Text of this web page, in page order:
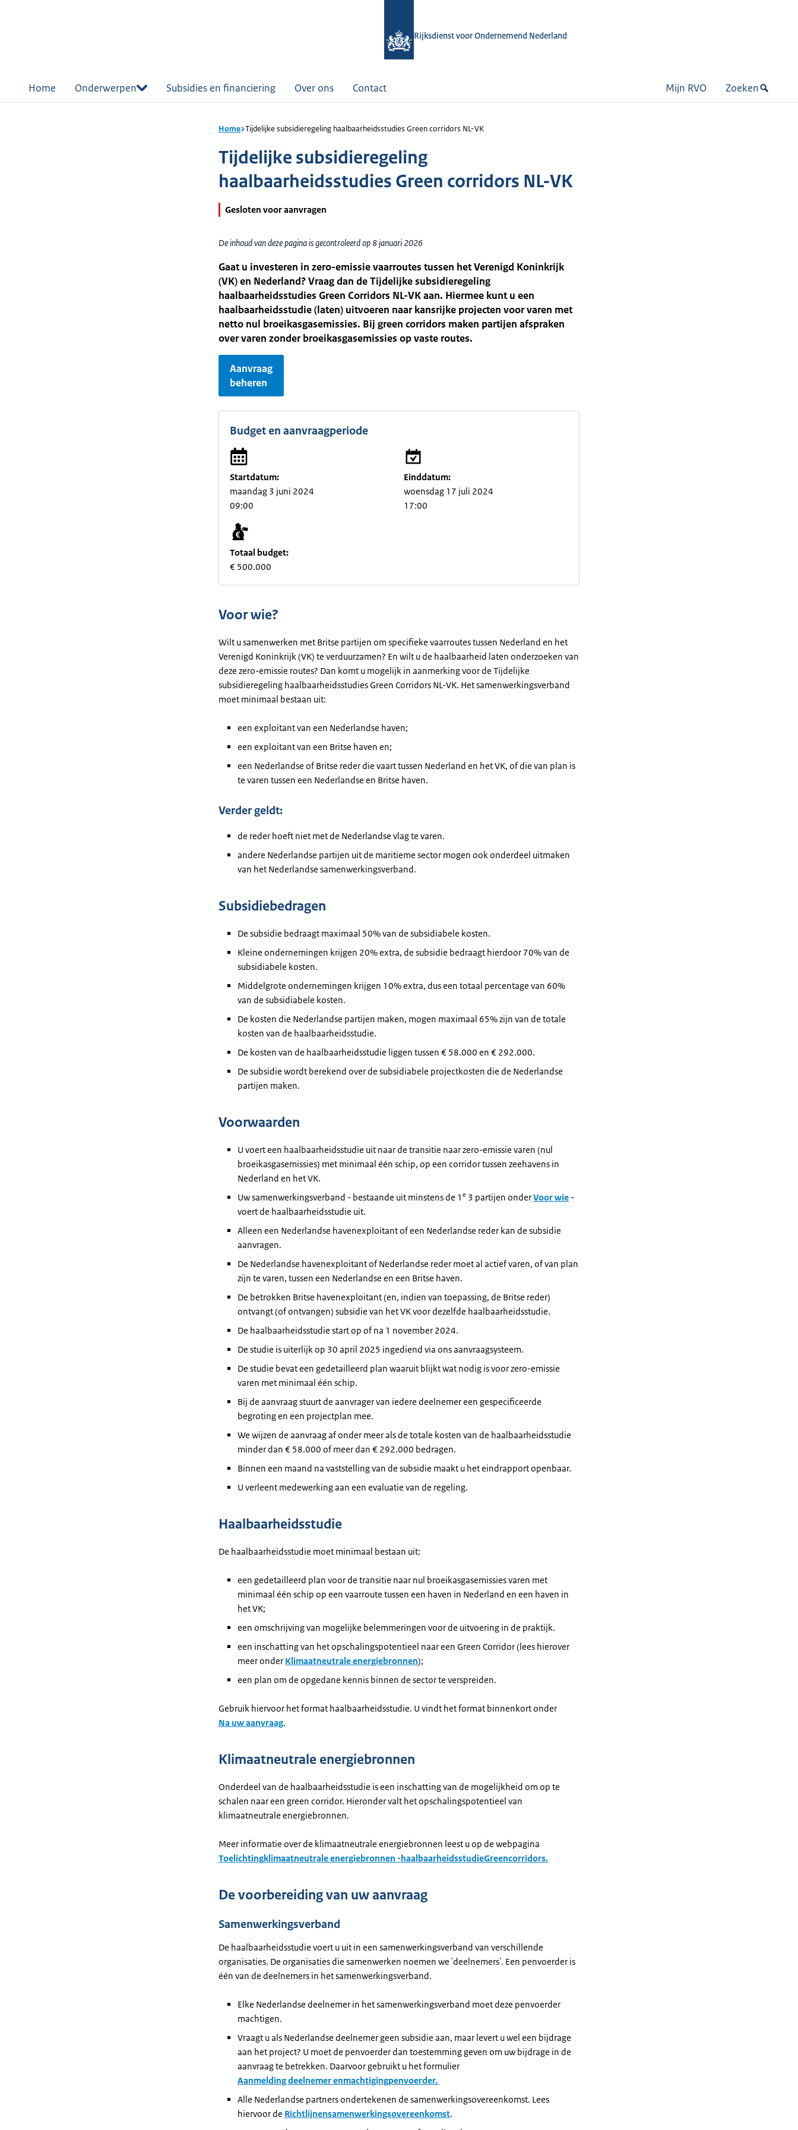
Rijksdienst voor Ondernemend Nederland
Home Onderwerpen Subsidies en financiering Over ons Contact Mijn RVO Zoeken
Home Tijdelijke subsidieregeling haalbaarheidsstudies Green corridors NL-VK
Tijdelijke subsidieregeling
haalbaarheidsstudies Green corridors NL-VK
Gesloten voor aanvragen
De inhoud van deze pagina is gecontroleerd op 8 januari 2026
Gaat u investeren in zero-emissie vaarroutes tussen het Verenigd Koninkrijk
(VK) en Nederland? Vraag dan de Tijdelijke subsidieregeling
haalbaarheidsstudies Green Corridors NL-VK aan. Hiermee kunt u een
haalbaarheidsstudie (laten) uitvoeren naar kansrijke projecten voor varen met
netto nul broeikasgasemissies. Bij green corridors maken partijen afspraken
over varen zonder broeikasgasemissies op vaste routes.
Aanvraag
beheren
Budget en aanvraagperiode
Startdatum:
maandag 3 juni 2024
09:00
Einddatum:
woensdag 17 juli 2024
17:00
Totaal budget:
€ 500.000
Voor wie?
Wilt u samenwerken met Britse partijen om specifieke vaarroutestussen Nederland en het
Verenigd Koninkrijk (VK) te verduurzamen? En wilt u de haalbaarheid laten onderzoeken van
deze zero-emissie routes? Dan komt u mogelijk in aanmerkingvoor de Tijdelijke
subsidieregeling haalbaarheidsstudiesGreen Corridors NL-VK. Hetsamenwerkingsverband
moet minimaal bestaan uit:
een exploitantvan een Nederlandse haven;
een exploitantvan een Britse haven en;
een Nederlandse of Britse rederdie vaart tussen Nederland en het VK, of die van plan is
te varen tussen een Nederlandse en Britse haven.
Verder geldt:
de reder hoeft niet met de Nederlandse vlag te varen.
andere Nederlandse partijen uit de maritieme sector mogen ookonderdeel uitmaken
van het Nederlandse samenwerkingsverband.
Subsidiebedragen
De subsidie bedraagt maximaal 50% van de subsidiabele kosten.
Kleine ondernemingen krijgen 20% extra, de subsidie bedraagt hierdoor 70% van de
subsidiabele kosten.
Middelgrote ondernemingen krijgen 10% extra, dus een totaal percentage van 60%
van de subsidiabele kosten.
De kosten die Nederlandse partijen maken, mogen maximaal 65% zijn van de totale
kosten van de haalbaarheidsstudie.
De kosten van de haalbaarheidsstudie liggen tussen € 58.000 en € 292.000.
De subsidie wordt berekend over de subsidiabele projectkosten die de Nederlandse
partijen maken.
Voorwaarden
U voert een haalbaarheidsstudie uit naar de transitie naar zero-emissie varen (nul
broeikasgasemissies) met minimaal één schip, op een corridortussen zeehavens in
Nederland en het VK.
Uwsamenwerkingsverband - bestaande uit minstens de 1 e 3 partijen onderVoor wie -
voert de haalbaarheidsstudie uit.
Alleen een Nederlandse havenexploitant of een Nederlandse reder kan de subsidie
aanvragen.
De Nederlandse havenexploitant of Nederlandse reder moet al actief varen, ofvan plan
zijn te varen, tussen een Nederlandse en een Britse haven.
De betrokken Britse havenexploitant (en, indien van toepassing, de Britse reder)
ontvangt (of ontvangen) subsidie van het VK voor dezelfde haalbaarheidsstudie.
De haalbaarheidsstudie start op of na 1 november 2024.
De studie is uiterlijk op 30 april 2025 ingediend via ons aanvraagsysteem.
De studie bevateen gedetailleerd plan waaruit blijkt wat nodig is voor zero-emissie
varen met minimaal één schip.
Bij de aanvraag stuurt de aanvrager van iedere deelnemer een gespecificeerde
begrotingen een projectplan mee.
We wijzen de aanvraag af onder meer als de totale kosten van de haalbaarheidsstudie
minder dan € 58.000 of meer dan € 292.000 bedragen.
Binnen een maand na vaststellingvan de subsidie maakt u het eindrapport openbaar.
U verleent medewerkingaan een evaluatie van de regeling.
Haalbaarheidsstudie
De haalbaarheidsstudie moet minimaal bestaan uit:
een gedetailleerd plan voor de transitie naar nul broeikasgasemissies varen met
minimaal één schip op een vaarroute tussen een haven in Nederland en een haven in
het VK;
een omschrijving van mogelijke belemmeringen voor de uitvoering in de praktijk.
een inschatting van hetopschalingspotentieel naar een Green Corridor(lees hierover
meer onder Klimaatneutrale energiebronnen);
een plan om de opgedane kennis binnen de sector te verspreiden.
Gebruik hiervoor het format haalbaarheidsstudie. U vindt het format binnenkort onder
Na uw aanvraag.
Klimaatneutrale energiebronnen
Onderdeel van de haalbaarheidsstudie is een inschatting van de mogelijkheid om op te
schalen naar een green corridor. Hieronder valt hetopschalingspotentieel van
klimaatneutrale energiebronnen.
Meer informatie over de klimaatneutrale energiebronnen leest u op de webpagina
Toelichtingklimaatneutrale energiebronnen -haalbaarheidsstudieGreencorridors.
De voorbereiding van uw aanvraag
Samenwerkingsverband
De haalbaarheidsstudie voert u uit in een samenwerkingsverband van verschillende
organisaties. De organisaties die samenwerken noemen we 'deelnemers'. Een penvoerder is
één van de deelnemers in hetsamenwerkingsverband.
Elke Nederlandse deelnemer in hetsamenwerkingsverband moet deze penvoerder
machtigen.
Vraagt u als Nederlandse deelnemer geen subsidie aan, maar levert u wel een bijdrage
aan het project? U moetde penvoerder dan toestemming geven om uw bijdrage in de
aanvraag te betrekken. Daarvoor gebruikt u het formulier
Aanmelding deelnemer enmachtigingpenvoerder.
Alle Nederlandse partnersondertekenen de samenwerkingsovereenkomst. Lees
hiervoor de Richtlijnensamenwerkingsovereenkomst.